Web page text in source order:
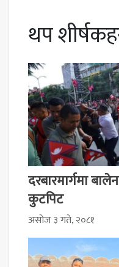
थप
दरबारमार्गमा
कुटपिट
असोज ३ गते, २०८१